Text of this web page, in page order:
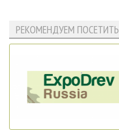
РЕКОМЕНДУЕМ ПОСЕТИТЬ